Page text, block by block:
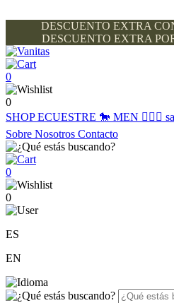
DESCUENTO EXTRA
DESCUENTO EXTRA
0
0
SHOPECUESTRE 🐎 MEN 🙋🏽‍♂️
Sobre Nosotros Contacto
0
0
ES
EN